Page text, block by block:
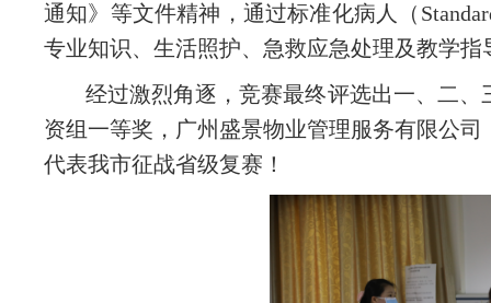
通知》等文件精神，通过标准化病人（
专业知识、生活照护、急救应急处理及教学指
经过激烈角逐，竞赛最终评选出一、二
资组一等奖，广州盛景物业管理服务有限公
代表我市征战省级复赛！